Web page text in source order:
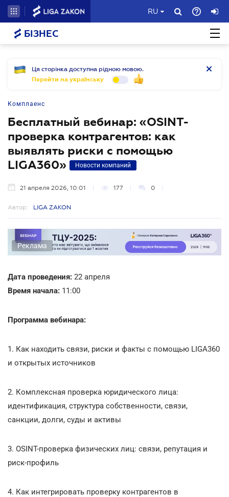
RU
БІЗНЕС
Ця сторінка доступна рідною мовою.
Перейти на українську
Комплаенс
Бесплатный вебинар: «OSINT-
проверка контрагентов: как
выявлять риски с помощью
LIGA360»
Новости компаний
21 апреля 2026, 10:01 177 0
Автор: LIGA ZAKON
Реклама
Дата проведения: 22 апреля
Время начала: 11:00
Программа вебинара:
1. Как находить связи, риски и факты с помощью LIGA360
и открытых источников
2. Комплексная проверка юридического лица:
идентификация, структура собственности, связи,
санкции, долги, суды и активы
3. OSINT-проверка физических лиц: связи, репутация и
риск-профиль
4. Как интегрировать проверку контрагентов в